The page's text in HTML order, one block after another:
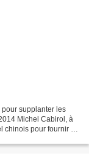
pour supplanter les
Michel Cabirol, à
chinois pour fournir un